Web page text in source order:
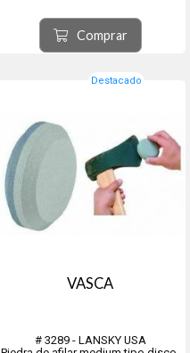
hojas de sierra dentadas,
destornillador, tijeras y
abrebotellas.
Comprar
Destacado
VASCA
# 3289 - LANSKY USA